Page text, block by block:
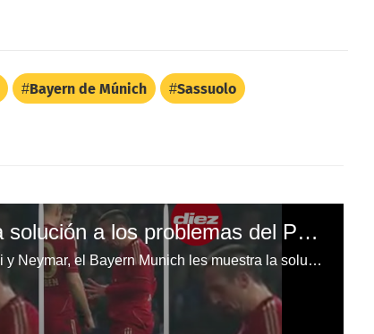
Bayern de Múnich Sassuolo
El Bayern Munich da solución a los problemas del PSG
Entre los problemas de Cavani y Neymar, el Bayern Munich les muestra la solución.